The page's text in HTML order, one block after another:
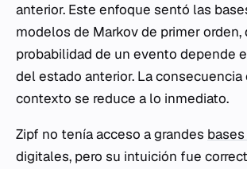
anterior. Este enfoque sentó las
modelos de Markov de primer orden,
probabilidad de un evento depende
del estado anterior. La
contexto se reduce a lo inmediato.
Zipf no tenía acceso a grandes
digitales, pero su intuición fue